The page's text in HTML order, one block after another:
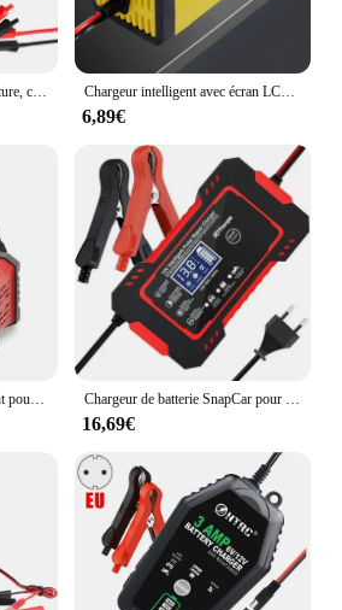
Chargeur intelligent avec écran LCD, pipeline 12V, adaptateur de charge entièrement automatique, batterie de moto et de voiture, gel au plomb, 110V, 220V
6,89€
16,69€